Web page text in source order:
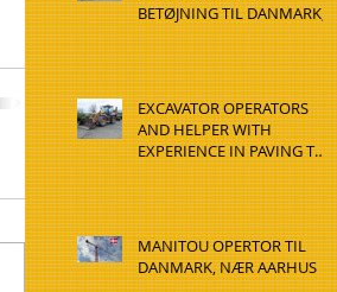
BETØJNING TIL DANMARK,
HADSTEN
EXCAVATOR OPERATORS
AND HELPER WITH
EXPERIENCE IN PAVING TO
DENMARK, HADSTEN
MANITOU OPERTOR TIL
DANMARK, NÆR AARHUS